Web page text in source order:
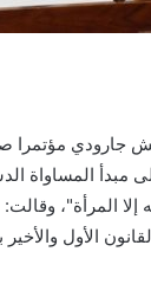
جارودي مؤتمرا
إلى مبدأ المساواة
إلا المرأة"،
الأول